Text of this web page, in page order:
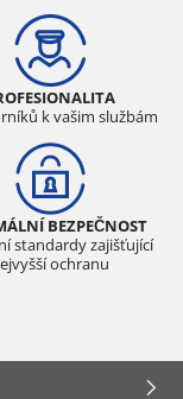
k vašim službám
BEZPEČNOST
standardy zajišťující
ochranu